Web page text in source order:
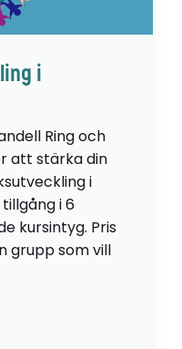
i
Ring och
att stärka din
i
i 6
kursintyg. Pris
grupp som vill